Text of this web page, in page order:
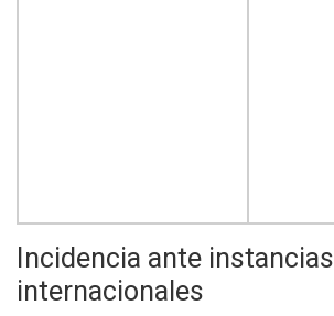
Incidencia ante instancias
internacionales